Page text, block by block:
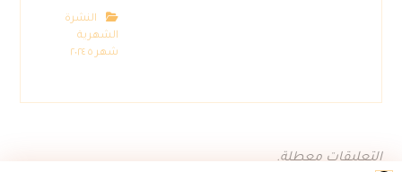
النشرة
الشهرية
شهر ٥ ٢٠٢٤
التعليقات معطلة.